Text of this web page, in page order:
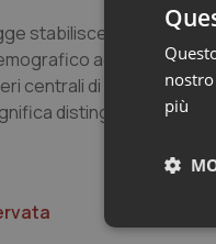
stabilisce il tetto di
adeguato. Il
centrali di Roma con
distinguere tra
più